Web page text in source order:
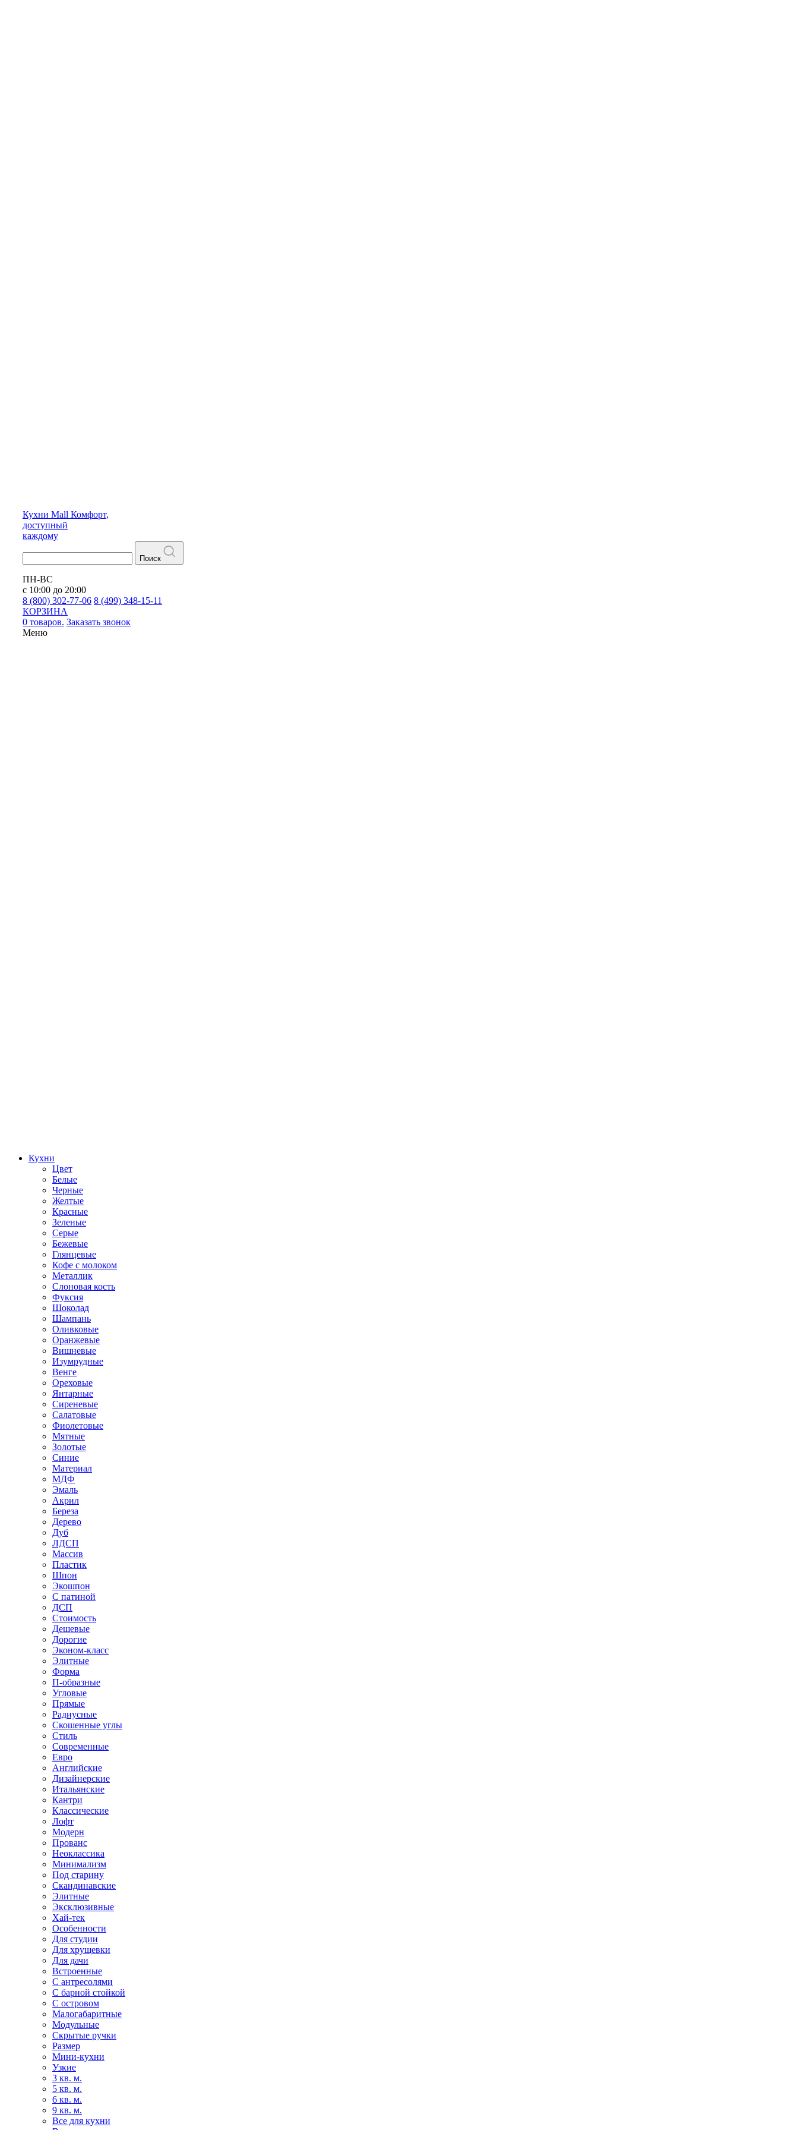
Кухни Mall Комфорт,
доступный
каждому
Поиск
ПН-ВС
с 10:00 до 20:00
8 (800) 302-77-06 8 (499) 348-15-11
КОРЗИНА
0 товаров. Заказать звонок
Меню
Кухни
Цвет
Белые
Черные
Желтые
Красные
Зеленые
Серые
Бежевые
Глянцевые
Кофе с молоком
Металлик
Слоновая кость
Фуксия
Шоколад
Шампань
Оливковые
Оранжевые
Вишневые
Изумрудные
Венге
Ореховые
Янтарные
Сиреневые
Салатовые
Фиолетовые
Мятные
Золотые
Синие
Материал
МДФ
Эмаль
Акрил
Береза
Дерево
Дуб
ЛДСП
Массив
Пластик
Шпон
Экошпон
С патиной
ДСП
Стоимость
Дешевые
Дорогие
Эконом-класс
Элитные
Форма
П-образные
Угловые
Прямые
Радиусные
Скошенные углы
Стиль
Современные
Евро
Английские
Дизайнерские
Итальянские
Кантри
Классические
Лофт
Модерн
Прованс
Неоклассика
Минимализм
Под старину
Скандинавские
Элитные
Эксклюзивные
Хай-тек
Особенности
Для студии
Для хрущевки
Для дачи
Встроенные
С антресолями
С барной стойкой
С островом
Малогабаритные
Модульные
Скрытые ручки
Размер
Мини-кухни
Узкие
3 кв. м.
5 кв. м.
6 кв. м.
9 кв. м.
Все для кухни